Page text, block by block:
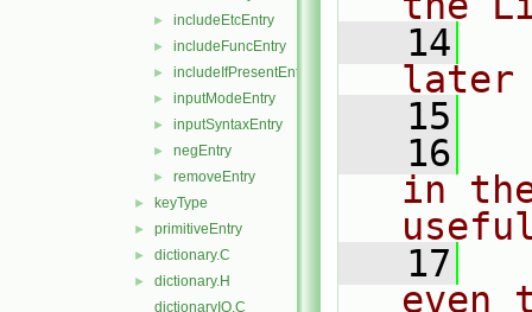
► includeEtcEntry
► includeFuncEntry
► includeIfPresentEntry
► inputModeEntry
► inputSyntaxEntry
► negEntry
► removeEntry
► keyType
► primitiveEntry
► dictionary.C
►
dictionary.H
dictionaryIO.C
   14
later
   15
   16
in
   17
even